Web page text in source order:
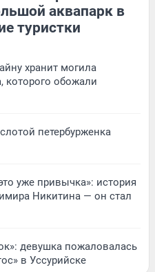
аквапарк в
туристки
хранит могила
которого обожали
петербурженка
уже привычка»: история
Никитина — он стал
девушка пожаловалась
в Уссурийске